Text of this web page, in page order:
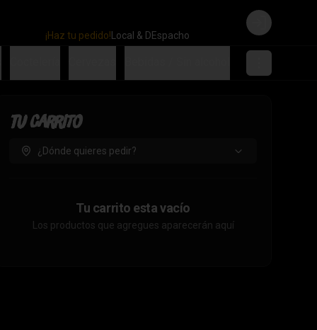
¡Haz tu pedido! Local & DEspacho
Login
Tu Carrito
¿Dónde quieres pedir?
Tu carrito esta vacío
Los productos que agregues aparecerán aquí